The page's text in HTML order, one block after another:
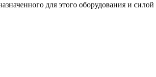
для этого оборудования и